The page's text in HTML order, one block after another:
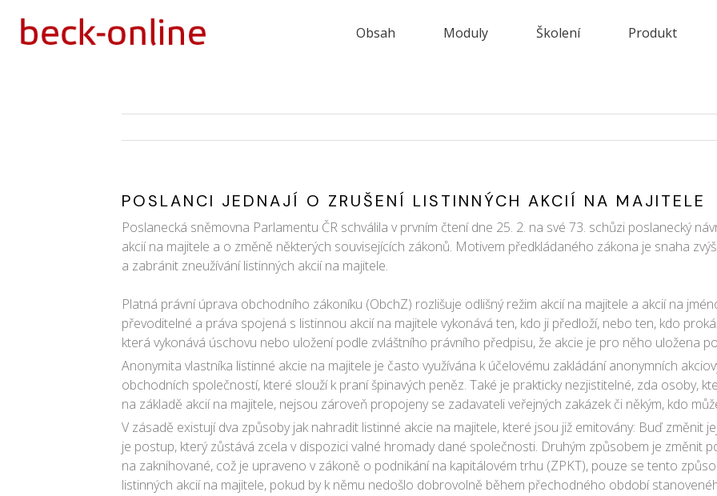
Obsah Moduly Školení Produkt
POSLANCI JEDNAJÍ O ZRUŠENÍ LISTINNÝCH AKCIÍ NA MAJITELE
Poslanecká sněmovna Parlamentu ČR schválila v prvním čtení dne 25. 2. na své 73. schůzi poslanecký
akcií na majitele a o změně některých souvisejících zákonů. Motivem předkládaného zákona je snaha
a zabránit zneužívání listinných akcií na majitele.
Platná právní úprava obchodního zákoníku (ObchZ) rozlišuje odlišný režim akcií na majitele a akcií na
převoditelné a práva spojená s listinnou akcií na majitele vykonává ten, kdo ji předloží, nebo ten, kdo
která vykonává úschovu nebo uložení podle zvláštního právního předpisu, že akcie je pro něho uložena
Anonymita vlastníka listinné akcie na majitele je často využívána k účelovému zakládání anonymních
obchodních společností, které slouží k praní špinavých peněz. Také je prakticky nezjistitelné, zda osoby,
na základě akcií na majitele, nejsou zároveň propojeny se zadavateli veřejných zakázek či někým, kdo
V zásadě existují dva způsoby jak nahradit listinné akcie na majitele, které jsou již emitovány: Buď změnit
je postup, který zůstává zcela v dispozici valné hromady dané společnosti. Druhým způsobem je změnit
na zaknihované, což je upraveno v zákoně o podnikání na kapitálovém trhu (ZPKT), pouze se tento
listinných akcií na majitele, pokud by k němu nedošlo dobrovolně během přechodného období